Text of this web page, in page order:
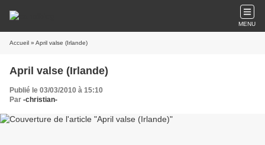
MENU
Accueil » April valse (Irlande)
April valse (Irlande)
Publié le 03/03/2010 à 15:10
Par -christian-